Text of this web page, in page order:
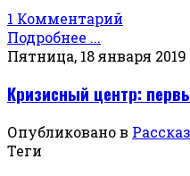
1 Комментарий
Подробнее ...
Пятница, 18 января 2019
Кризисный центр:
Опубликовано в
Теги